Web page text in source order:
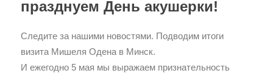
празднуем День акушерки!
Следите за нашими новостями. Подводим итоги
визита Мишеля Одена в Минск.
И ежегодно 5 мая мы выражаем признательность